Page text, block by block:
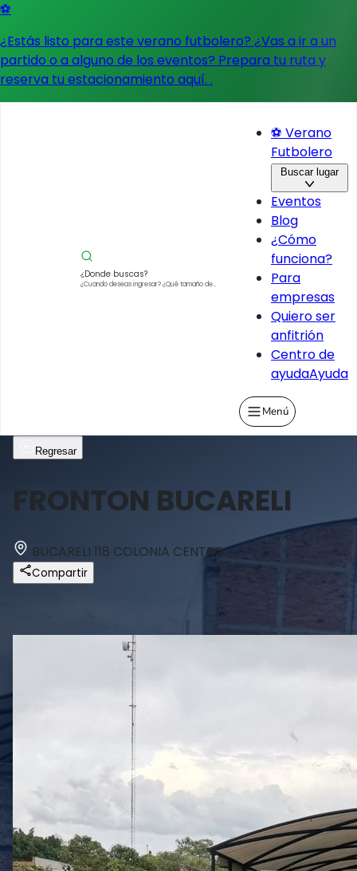
⚽
¿Estás listo para este verano futbolero? ¿Vas a ir a un
partido o a alguno de los eventos? Prepara tu ruta y
reserva tu estacionamiento aquí. .
¿Donde buscas?
¿Cuando deseas ingresar?¿Qué tamaño de
⚽ Verano
Futbolero
Buscar lugar
Eventos
Blog
¿Cómo
funciona?
Para
empresas
Quiero ser
anfitrión
Centro de
ayudaAyuda
Menú
Regresar
FRONTON BUCARELI
BUCARELI 118 COLONIA CENTRO
Compartir